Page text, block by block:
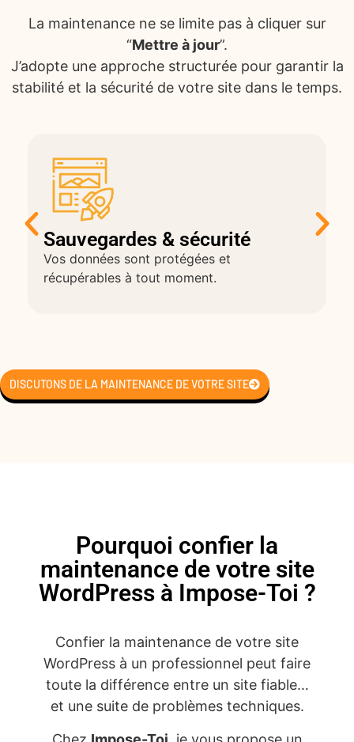
La maintenance ne se limite pas à cliquer sur
“Mettre à jour”.
J’adopte une approche structurée pour garantir la
stabilité et la sécurité de votre site dans le temps.
Sauvegardes & sécurité
Vos données sont protégées et
récupérables à tout moment.
DISCUTONS DE LA MAINTENANCE DE VOTRE SITE
Pourquoi confier la
maintenance de votre site
WordPress à Impose-Toi ?
Confier la maintenance de votre site
WordPress à un professionnel peut faire
toute la différence entre un site fiable…
et une suite de problèmes techniques.